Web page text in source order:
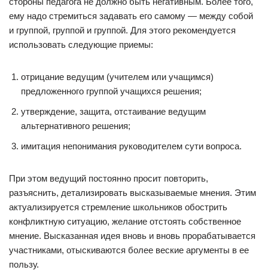
ему надо стремиться задавать его самому — между собой
и группой, группой и группой. Для этого рекомендуется
использовать следующие приемы:
отрицание ведущим (учителем или учащимся)
предложенного группой учащихся решения;
утверждение, защита, отстаивание ведущим
альтернативного решения;
имитация непонимания руководителем сути вопроса.
При этом ведущий постоянно просит повторить,
разъяснить, детализировать высказываемые мнения. Этим
актуализируется стремление школьников обострить
конфликтную ситуацию, желание отстоять собственное
мнение. Высказанная идея вновь и вновь прорабатывается
участниками, отыскиваются более веские аргументы в ее
пользу.